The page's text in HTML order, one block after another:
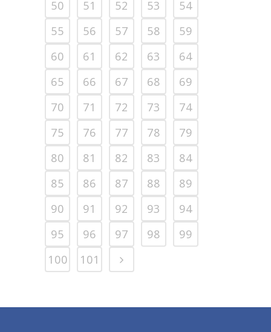
50
51 52 53
54
55
56 57 58
59
60
61 62 63
64
65
66 67 68
69
70
71 72 73
74
75
76 77 78
79
80
81 82 83
84
85
86 87 88
89
90
91 92 93
94
95
96 97 98
99
100
101